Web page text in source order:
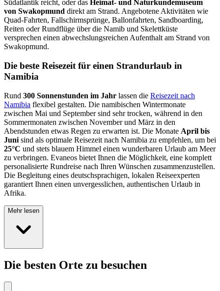
Südatlantik reicht, oder das Heimat- und Naturkundemuseum
von Swakopmund direkt am Strand. Angebotene Aktivitäten wie
Quad-Fahrten, Fallschirmsprünge, Ballonfahrten, Sandboarding,
Reiten oder Rundflüge über die Namib und Skelettküste
versprechen einen abwechslungsreichen Aufenthalt am Strand von
Swakopmund.
Die beste Reisezeit für einen Strandurlaub in
Namibia
Rund 300 Sonnenstunden im Jahr lassen die Reisezeit nach
Namibia flexibel gestalten. Die namibischen Wintermonate
zwischen Mai und September sind sehr trocken, während in den
Sommermonaten zwischen November und März in den
Abendstunden etwas Regen zu erwarten ist. Die Monate April bis
Juni sind als optimale Reisezeit nach Namibia zu empfehlen, um bei
25°C und stets blauem Himmel einen wunderbaren Urlaub am Meer
zu verbringen. Evaneos bietet Ihnen die Möglichkeit, eine komplett
personalisierte Rundreise nach Ihren Wünschen zusammenzustellen.
Die Begleitung eines deutschsprachigen, lokalen Reiseexperten
garantiert Ihnen einen unvergesslichen, authentischen Urlaub in
Afrika.
Mehr lesen
Die besten Orte zu besuchen